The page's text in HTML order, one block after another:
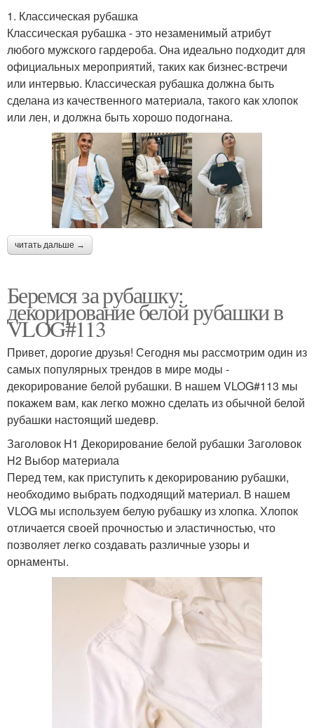
1. Классическая рубашка
Классическая рубашка - это незаменимый атрибут
любого мужского гардероба. Она идеально подходит для
официальных мероприятий, таких как бизнес-встречи
или интервью. Классическая рубашка должна быть
сделана из качественного материала, такого как хлопок
или лен, и должна быть хорошо подогнана.
читать дальше →
Беремся за рубашку:
декорирование белой рубашки в
VLOG#113
Привет, дорогие друзья! Сегодня мы рассмотрим один из
самых популярных трендов в мире моды -
декорирование белой рубашки. В нашем VLOG#113 мы
покажем вам, как легко можно сделать из обычной белой
рубашки настоящий шедевр.
Заголовок H1 Декорирование белой рубашки Заголовок
H2 Выбор материала
Перед тем, как приступить к декорированию рубашки,
необходимо выбрать подходящий материал. В нашем
VLOG мы используем белую рубашку из хлопка. Хлопок
отличается своей прочностью и эластичностью, что
позволяет легко создавать различные узоры и
орнаменты.